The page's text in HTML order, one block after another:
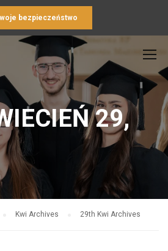
bezpieczeństwo
29,
Kwi Archives 29th Kwi Archives